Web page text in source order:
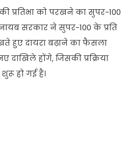
प्रतिभा को परखने का सुपर-100
सरकार ने सुपर-100 के प्रति
हुए दायरा बढ़ाने का फैसला
दाखिले होंगे, जिसकी प्रक्रिया
हो गई है।